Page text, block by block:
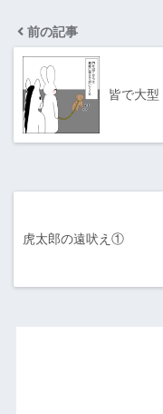
前の記事
皆で大
虎太郎の遠吠え①